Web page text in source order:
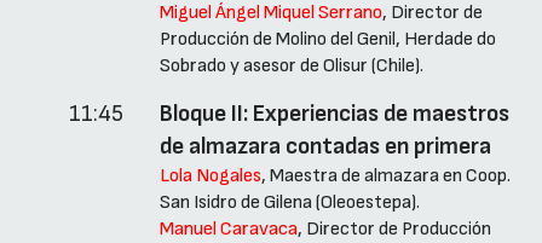
Miguel Ángel Miquel Serrano, Director de
Producción de Molino del Genil, Herdade do
Sobrado y asesor de Olisur (Chile).
11:45
Bloque II: Experiencias de maestros
de almazara contadas en primera
Lola Nogales, Maestra de almazara en Coop.
San Isidro de Gilena (Oleoestepa).
Manuel Caravaca, Director de Producción